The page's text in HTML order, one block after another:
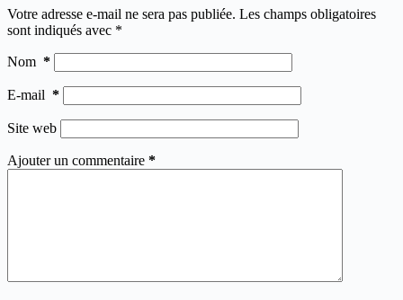
Votre adresse e-mail ne sera pas publiée. Les champs obligatoires
sont indiqués avec *
Nom *
E-mail *
Site web
Ajouter un commentaire *